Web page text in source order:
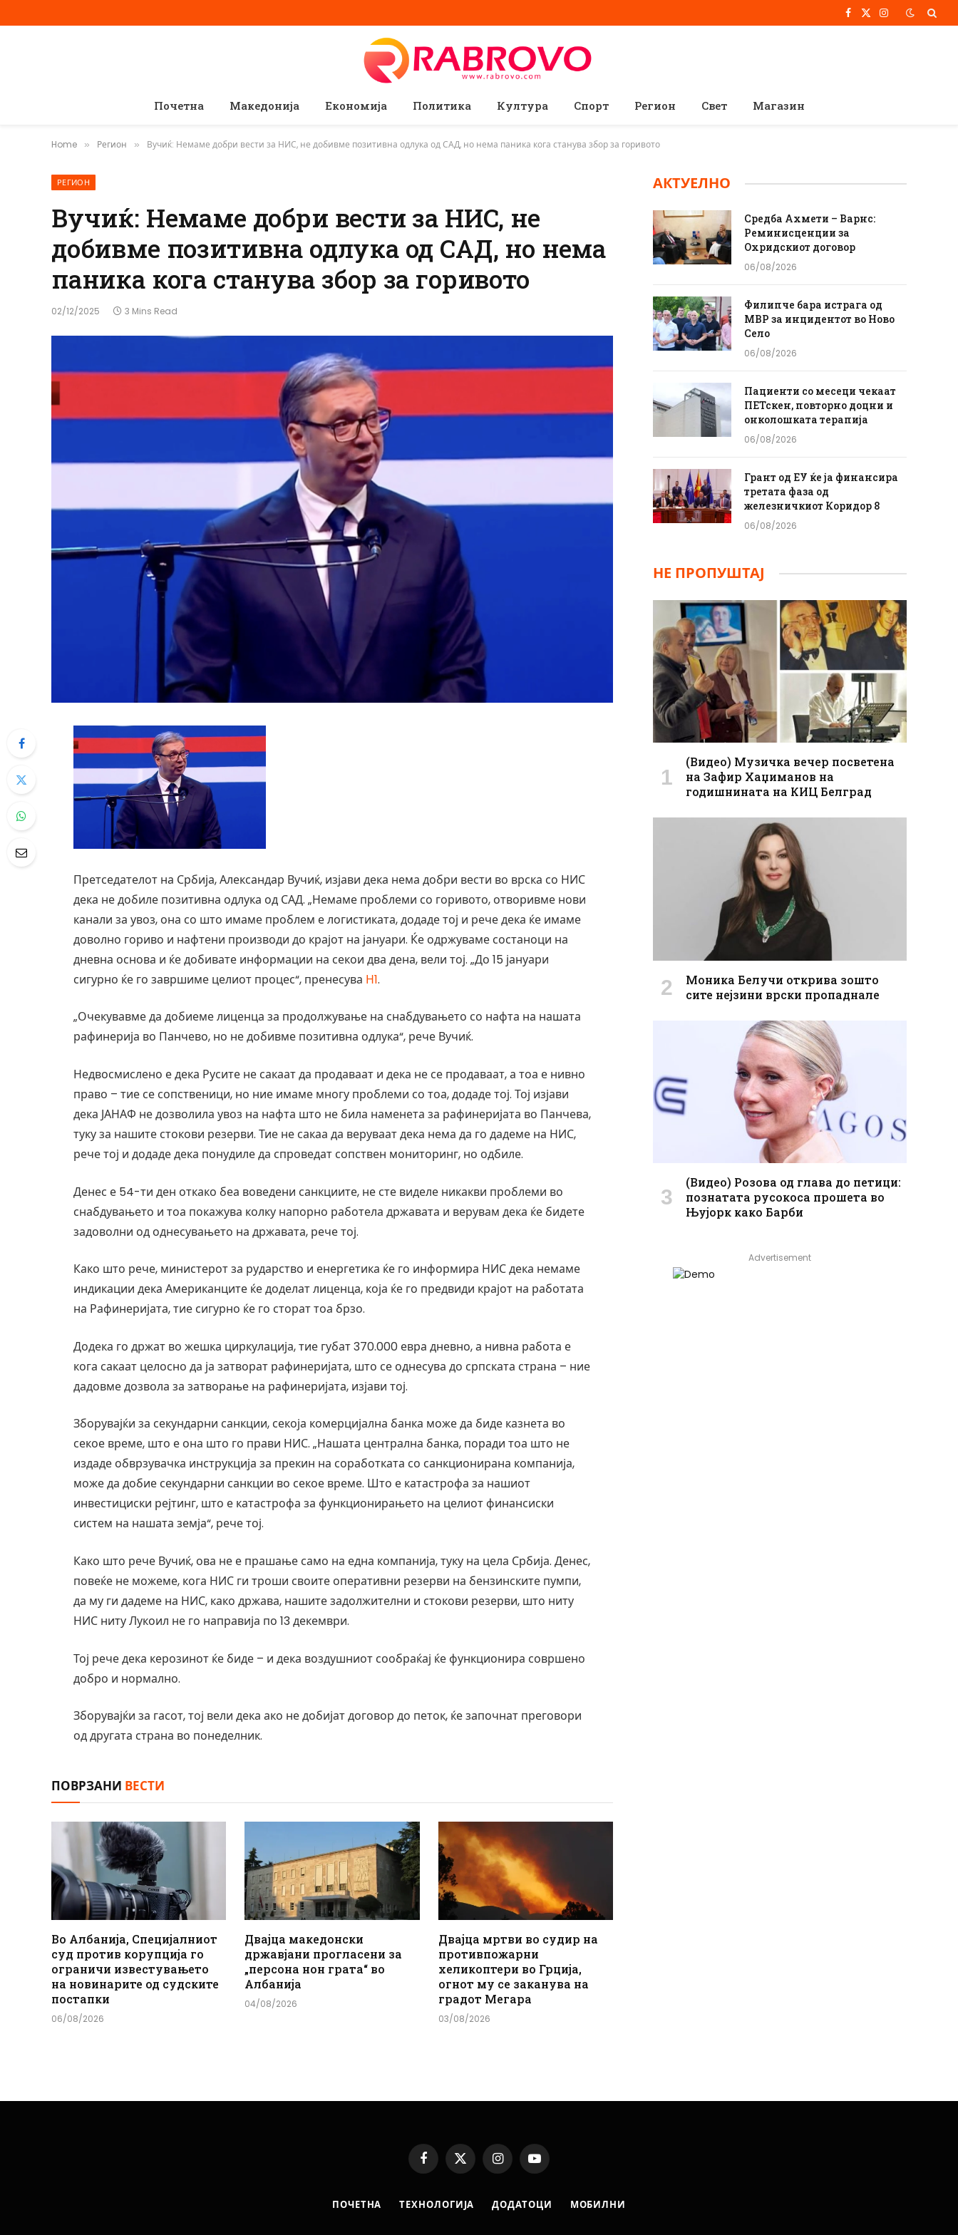
Facebook
X
Instagram
Почетна Македонија Економија Политика Култура Спорт Регион Свет Магазин
Home » Регион » Вучиќ: Немаме добри вести за НИС, не добивме позитивна одлука од САД, но нема паника кога станува збор за горивото
РЕГИОН
Вучиќ: Немаме добри вести за НИС, не
добивме позитивна одлука од САД, но нема
паника кога станува збор за горивото
02/12/2025 3 Mins Read
Претседателот на Србија, Александар Вучиќ, изјави дека нема добри вести во врска со НИС
дека не добиле позитивна одлука од САД. „Немаме проблеми со горивото, отворивме нови
канали за увоз, она со што имаме проблем е логистиката, додаде тој и рече дека ќе имаме
доволно гориво и нафтени производи до крајот на јануари. Ќе одржуваме состаноци на
дневна основа и ќе добивате информации на секои два дена, вели тој. „До 15 јануари
сигурно ќе го завршиме целиот процес“, пренесува Н1.
„Очекувавме да добиеме лиценца за продолжување на снабдувањето со нафта на нашата
рафинерија во Панчево, но не добивме позитивна одлука“, рече Вучиќ.
Недвосмислено е дека Русите не сакаат да продаваат и дека не се продаваат, а тоа е нивно
право – тие се сопственици, но ние имаме многу проблеми со тоа, додаде тој. Тој изјави
дека ЈАНАФ не дозволила увоз на нафта што не била наменета за рафинеријата во Панчева,
туку за нашите стокови резерви. Тие не сакаа да веруваат дека нема да го дадеме на НИС,
рече тој и додаде дека понудиле да спроведат сопствен мониторинг, но одбиле.
Денес е 54-ти ден откако беа воведени санкциите, не сте виделе никакви проблеми во
снабдувањето и тоа покажува колку напорно работела државата и верувам дека ќе бидете
задоволни од однесувањето на државата, рече тој.
Како што рече, министерот за рударство и енергетика ќе го информира НИС дека немаме
индикации дека Американците ќе доделат лиценца, која ќе го предвиди крајот на работата
на Рафинеријата, тие сигурно ќе го сторат тоа брзо.
Додека го држат во жешка циркулација, тие губат 370.000 евра дневно, а нивна работа е
кога сакаат целосно да ја затворат рафинеријата, што се однесува до српската страна – ние
дадовме дозвола за затворање на рафинеријата, изјави тој.
Зборувајќи за секундарни санкции, секоја комерцијална банка може да биде казнета во
секое време, што е она што го прави НИС. „Нашата централна банка, поради тоа што не
издаде обврзувачка инструкција за прекин на соработката со санкционирана компанија,
може да добие секундарни санкции во секое време. Што е катастрофа за нашиот
инвестициски рејтинг, што е катастрофа за функционирањето на целиот финансиски
систем на нашата земја“, рече тој.
Како што рече Вучиќ, ова не е прашање само на една компанија, туку на цела Србија. Денес,
повеќе не можеме, кога НИС ги троши своите оперативни резерви на бензинските пумпи,
да му ги дадеме на НИС, како држава, нашите задолжителни и стокови резерви, што ниту
НИС ниту Лукоил не го направија по 13 декември.
Тој рече дека керозинот ќе биде – и дека воздушниот сообраќај ќе функционира совршено
добро и нормално.
Зборувајќи за гасот, тој вели дека ако не добијат договор до петок, ќе започнат преговори
од другата страна во понеделник.
ПОВРЗАНИ ВЕСТИ
Во Албанија, Специјалниот
суд против корупција го
ограничи известувањето
на новинарите од судските
постапки
06/08/2026
Двајца македонски
државјани прогласени за
„персона нон грата“ во
Албанија
04/08/2026
Двајца мртви во судир на
противпожарни
хеликоптери во Грција,
огнот му се заканува на
градот Мегара
03/08/2026
АКТУЕЛНО
Средба Ахмети – Варнс:
Реминисценции за
Охридскиот договор
06/08/2026
Филипче бара истрага од
МВР за инцидентот во Ново
Село
06/08/2026
Пациенти со месеци чекаат
ПЕТскен, повторно доцни и
онколошката терапија
06/08/2026
Грант од ЕУ ќе ја финансира
третата фаза од
железничкиот Коридор 8
06/08/2026
НЕ ПРОПУШТАЈ
(Видео) Музичка вечер посветена
на Зафир Хаџиманов на
годишнината на КИЦ Белград
Моника Белучи открива зошто
сите нејзини врски пропаднале
(Видео) Розова од глава до петици:
познатата русокоса прошета во
Њујорк како Барби
Advertisement
Facebook
X
(Twitter)
InstagramYouTube
ПОЧЕТНА ТЕХНОЛОГИЈА ДОДАТОЦИ МОБИЛНИ